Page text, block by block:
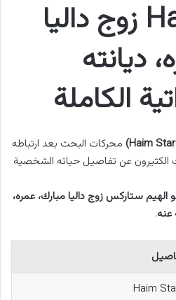
Haim Starks زوج داليا
ديانته
الكاملة
محركات البحث بعد ارتباطه
عن تفاصيل حياته الشخصية
ستاركس زوج داليا مبارك، عمره،
عنه.
Haim